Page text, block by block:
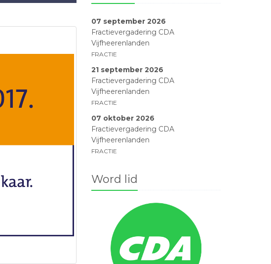
07 september 2026
Fractievergadering CDA
Vijfheerenlanden
FRACTIE
21 september 2026
Fractievergadering CDA
Vijfheerenlanden
FRACTIE
07 oktober 2026
Fractievergadering CDA
Vijfheerenlanden
FRACTIE
Word lid